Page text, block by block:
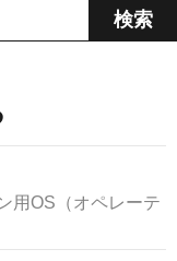
用OS（オペレーテ